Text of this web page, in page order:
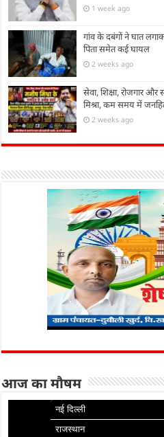
1 week ago
गांव के दबंगों ने घात
पिता समेत कई घायल
2 weeks ago
सेवा, शिक्षा, रोजगार
मिश्रा, कम समय में
2 weeks ago
आज का मौषम
नई दिल्ली
राजस्थान